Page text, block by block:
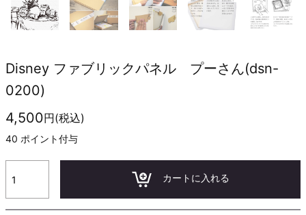
Disney ファブリックパネル プーさん(dsn-
0200)
4,500円(税込)
40 ポイント付与
カートに入れる